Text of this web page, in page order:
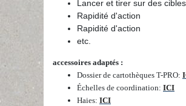
Lancer et tirer sur des cibles
Rapidité d'action
Rapidité d'action
etc.
accessoires adaptés :
Dossier de cartothèques T-PRO:
Échelles de coordination: ICI
Haies: ICI